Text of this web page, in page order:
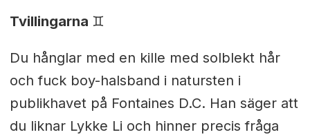
Tvillingarna ♊︎
Du hånglar med en kille med solblekt hår
och fuck boy-halsband i natursten i
publikhavet på Fontaines D.C. Han säger att
du liknar Lykke Li och hinner precis fråga